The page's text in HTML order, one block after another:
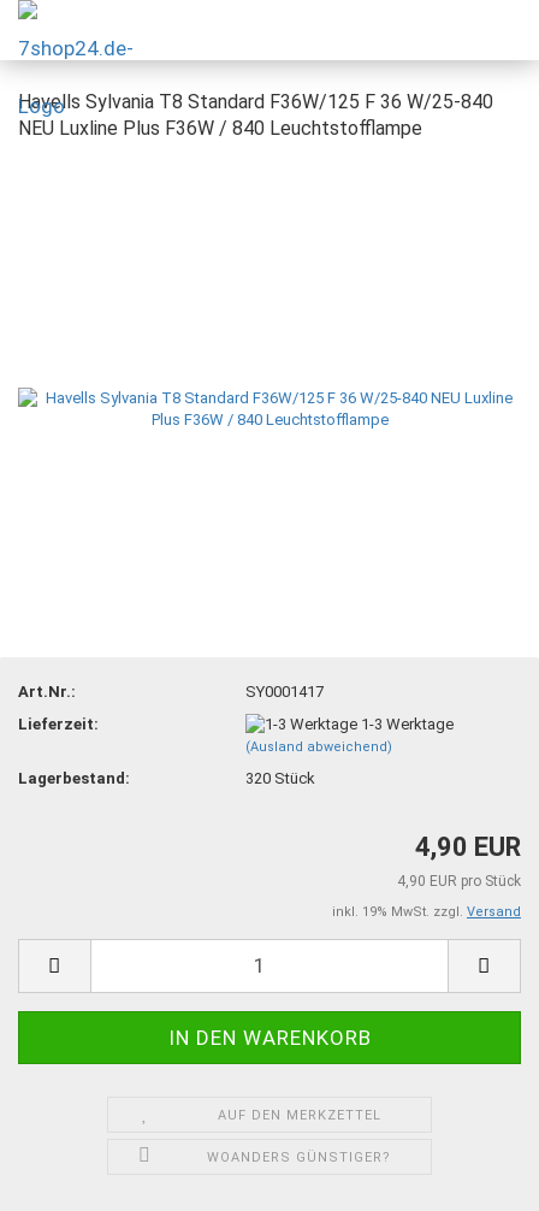
Havells Sylvania T8 Standard F36W/125 F 36 W/25-840
NEU Luxline Plus F36W / 840 Leuchtstofflampe
Art.Nr.:
SY0001417
Lieferzeit:
1-3 Werktage
(Ausland abweichend)
Lagerbestand: 320 Stück
4,90 EUR
4,90 EUR pro Stück
inkl. 19% MwSt. zzgl. Versand
AUF DEN MERKZETTEL
WOANDERS GÜNSTIGER?